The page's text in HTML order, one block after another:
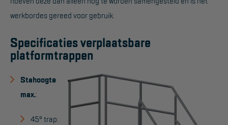
Laagbouw
Industrie
KEURING
Keuring en Inspectie
werkbordes gereed voor gebruik.
Specificaties verplaatsbare
platformtrappen
Stahoogte
max.:
45° trap: